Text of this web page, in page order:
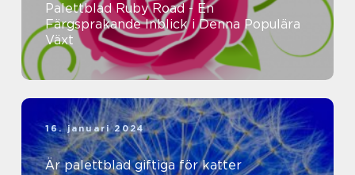
Palettblad Ruby Road - En
Färgsprakande Inblick i Denna Populära
Växt
16. januari 2024
Är palettblad giftiga för katter